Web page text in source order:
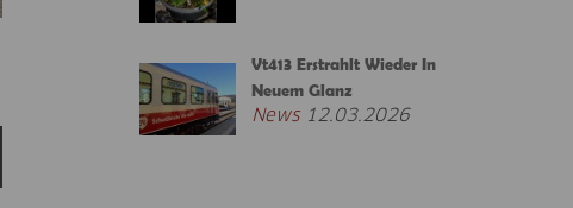
Vt413 Erstrahlt Wieder In
Neuem Glanz
News12.03.2026